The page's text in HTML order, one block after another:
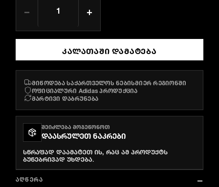
− +
ᲙᲐᲚᲐᲗᲐᲨᲘ ᲓᲐᲛᲐᲢᲔᲑᲐ
მიწოდება საქართველოს ნებისმიერ რეგიონში
ოფიციალური Adidas პროდუქცია
მარტივი დაბრუნება
ᲨᲔᲘᲫᲚᲔᲑᲐ ᲛᲝᲒᲔᲬᲝᲜᲝᲗ
ᲓᲐᲐᲡᲠᲣᲚᲔᲗ ᲜᲐᲙᲠᲔᲑᲘ
სწრაფად დაამატეთ ის, რაც ამ პროდუქტს
ბუნებრივად უხდება.
ᲐᲦᲬᲔᲠᲐ